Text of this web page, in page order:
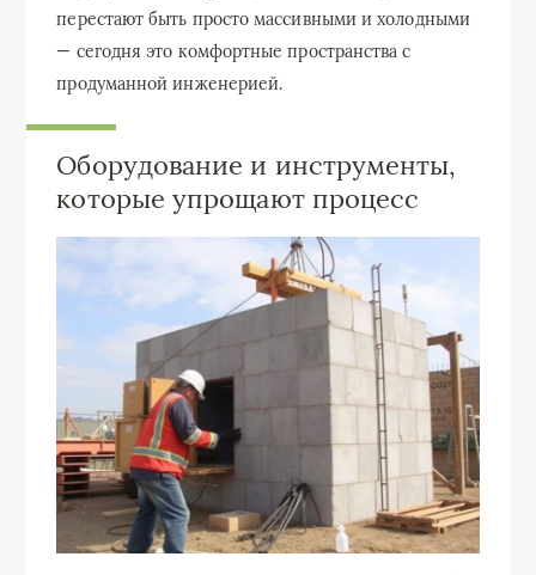
перестают быть просто массивными и холодными
— сегодня это комфортные пространства с
продуманной инженерией.
Оборудование и инструменты,
которые упрощают процесс